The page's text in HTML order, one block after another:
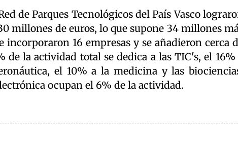
de Parques Tecnológicos del País Vasco
millones de euros, lo que supone 34 millones
incorporaron 16 empresas y se añadieron cerca
de la actividad total se dedica a las TIC's, el 16%
el 10% a la medicina y las
ocupan el 6% de la actividad.